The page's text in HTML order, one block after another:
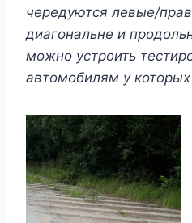
чередуются левые/
диагональне и
можно устроить
автомобилям у